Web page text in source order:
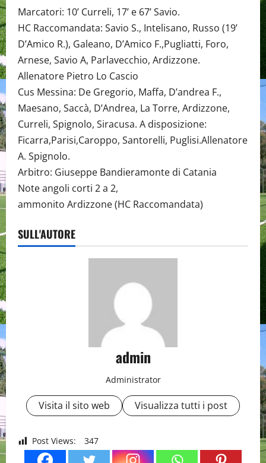
Marcatori: 10’ Curreli, 17’ e 67’ Savio.
HC Raccomandata: Savio S., Intelisano, Russo (19’
D’Amico R.), Galeano, D’Amico F.,Pugliatti, Foro,
Arnese, Savio A, Parlavecchio, Ardizzone.
Allenatore Pietro Lo Cascio
Cus Messina: De Gregorio, Maffa, D’andrea F.,
Maesano, Saccà, D’Andrea, La Torre, Ardizzone,
Curreli, Spignolo, Siracusa. A disposizione:
Ficarra,Parisi,Caroppo, Santorelli, Puglisi.Allenatore
A. Spignolo.
Arbitro: Giuseppe Bandieramonte di Catania
Note angoli corti 2 a 2,
ammonito Ardizzone (HC Raccomandata)
SULL'AUTORE
admin
Administrator
Visita il sito web Visualizza tutti i post
Post Views: 347